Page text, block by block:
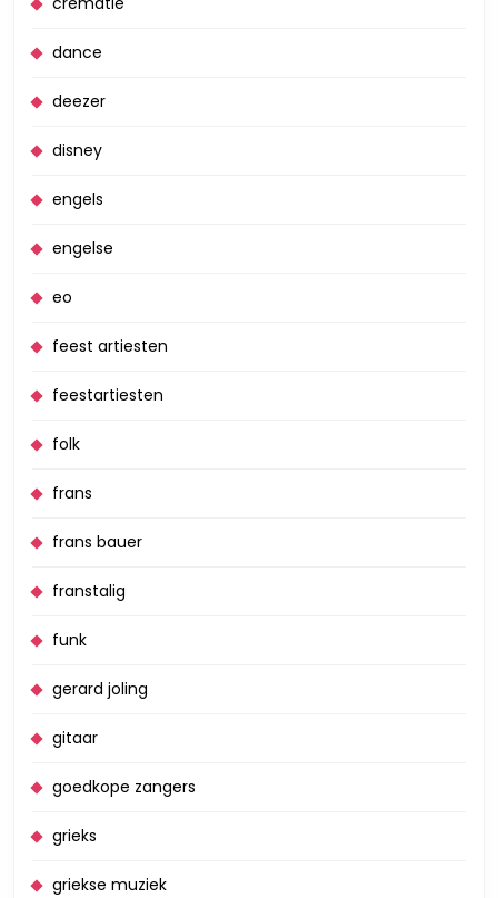
dance
deezer
disney
engels
engelse
eo
feest artiesten
feestartiesten
folk
frans
frans bauer
franstalig
funk
gerard joling
gitaar
goedkope zangers
grieks
griekse muziek